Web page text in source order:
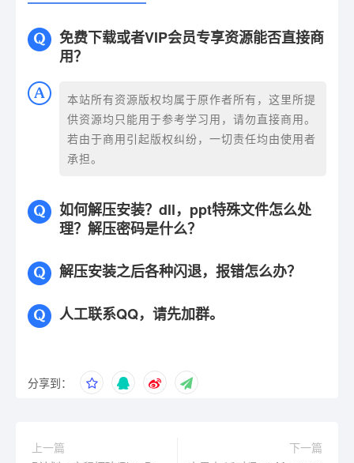
免费下载或者VIP会员专享资源能否直接商
用？
本站所有资源版权均属于原作者所有，这里所提
供资源均只能用于参考学习用，请勿直接商用。
若由于商用引起版权纠纷，一切责任均由使用者
承担。
如何解压安装？dll，ppt特殊文件怎么处
理？解压密码是什么？
解压安装之后各种闪退，报错怎么办？
人工联系QQ，请先加群。
分享到：
上一篇
下一篇